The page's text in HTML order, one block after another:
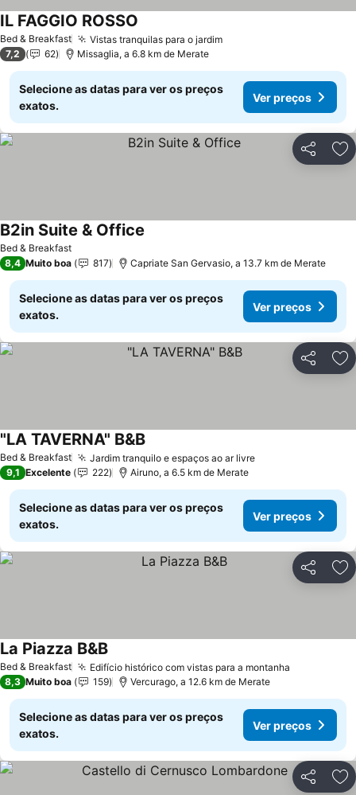
Bed & Breakfast Vistas tranquilas para o jardimVer preços
IL FAGGIO ROSSO
7,2 62 Missaglia, a 6.8 km de Merate
Selecione as datas para ver os preços
exatos.
Ver preços
Partilhar
Bed & Breakfast
B2in Suite & Office
8,4 Muito boa 817 Capriate San Gervasio, a 13.7 km de Merate
Selecione as datas para ver os preços
exatos.
Ver preços
Partilhar
Bed & Breakfast Jardim tranquilo e espaços ao ar livreVer preços
"LA TAVERNA" B&BVer preços
9,1 Excelente 222 Airuno, a 6.5 km de Merate
Selecione as datas para ver os preços
exatos.
Ver preços
Partilhar
Bed & Breakfast Edifício histórico com vistas para a montanha
La Piazza B&BVer preços
8,3 Muito boa 159 Vercurago, a 12.6 km de Merate
Selecione as datas para ver os preços
exatos.
Ver preços
Partilhar